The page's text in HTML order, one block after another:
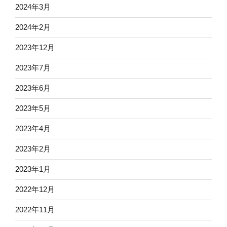
2024年3月
2024年2月
2023年12月
2023年7月
2023年6月
2023年5月
2023年4月
2023年2月
2023年1月
2022年12月
2022年11月